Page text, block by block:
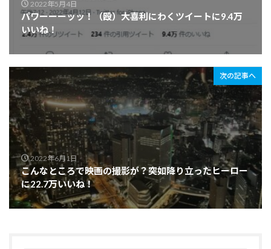
2022年5月4日
パワーーーッッ！（殴）大喜利にわくツイートに9.4万
いいね！
次の記事へ
2022年6月1日
こんなところで映画の撮影が？突如降り立ったヒーロー
に22.7万いいね！